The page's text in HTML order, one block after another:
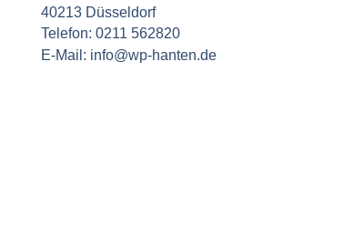
40213 Düsseldorf
Telefon: 0211 562820
E-Mail: info@wp-hanten.de